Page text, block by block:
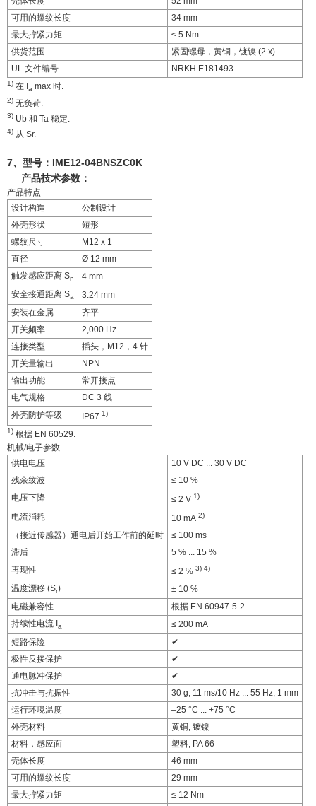
可用的螺纹长度
34 mm
最大拧紧力矩
≤ 5 Nm
供货范围
紧固螺母，黄铜，镀镍 (2 x)
UL 文件编号
NRKH.E181493
1) 在 I a max 时.
2) 无负荷.
3) Ub 和 Ta 稳定.
4) 从 Sr.
7、型号： IME12-04BNSZC0K
产品技术参数：
产品特点
设计构造
公制设计
外壳形状
短形
螺纹尺寸
M12 x 1
直径
Ø 12 mm
触发感应距离 Sn
4 mm
安全接通距离 Sa
3.24 mm
安装在金属
齐平
开关频率
2,000 Hz
连接类型
插头，M12，4 针
开关量输出
NPN
输出功能
常开接点
电气规格
DC 3 线
外壳防护等级
IP67 1)
1) 根据 EN 60529.
机械/电子参数
供电电压
10 V DC ... 30 V DC
残余纹波
≤ 10 %
电压下降
≤ 2 V 1)
电流消耗 10 mA 2)
（接近传感器）通电后开始工作前的延时
≤ 100 ms
滞后
5 % ... 15 %
再现性
≤ 2 % 3) 4)
温度漂移 (Sr)
± 10 %
电磁兼容性
根据 EN 60947-5-2
持续性电流 I a
≤ 200 mA
短路保险
✔
极性反接保护
✔
通电脉冲保护
✔
抗冲击与抗振性
30 g, 11 ms/10 Hz ... 55 Hz, 1 mm
运行环境温度
–25 °C ... +75 °C
外壳材料
黄铜, 镀镍
材料，感应面
塑料, PA 66
壳体长度
46 mm
可用的螺纹长度
29 mm
最大拧紧力矩
≤ 12 Nm